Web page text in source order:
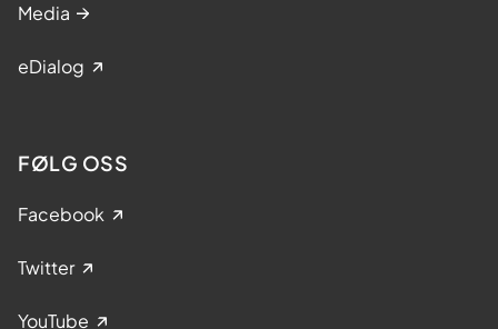
Media
eDialog
FØLG OSS
Facebook
Twitter
YouTube